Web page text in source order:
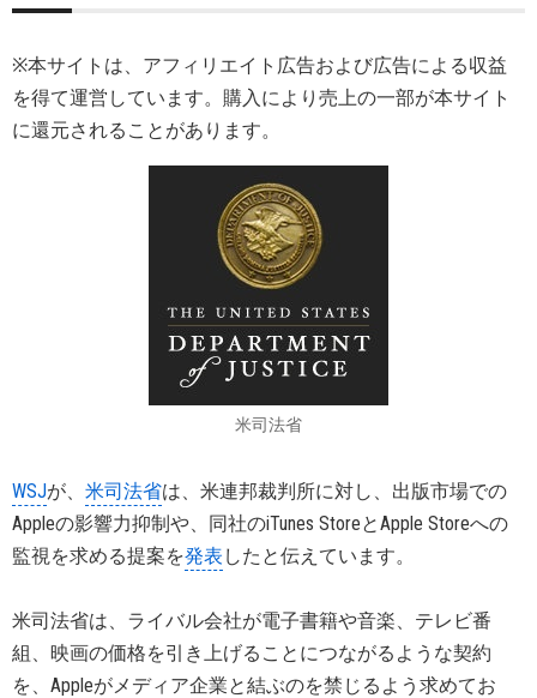
※本サイトは、アフィリエイト広告および広告による収益
を得て運営しています。購入により売上の一部が本サイト
に還元されることがあります。
米司法省
WSJが、 米司法省は、米連邦裁判所に対し、出版市場での
Appleの影響力抑制や、同社のiTunes StoreとApple Storeへの
監視を求める提案を発表 したと伝えています。
米司法省は、ライバル会社が電子書籍や音楽、テレビ番
組、映画の価格を引き上げることにつながるような契約
を、Appleがメディア企業と結ぶのを禁じるよう求めてお